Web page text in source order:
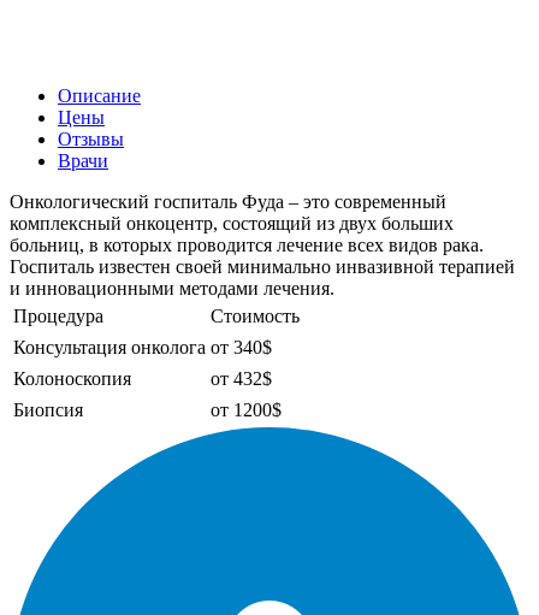
Описание
Цены
Отзывы
Врачи
Онкологический госпиталь Фуда – это современный
комплексный онкоцентр, состоящий из двух больших
больниц, в которых проводится лечение всех видов рака.
Госпиталь известен своей минимально инвазивной терапией
и инновационными методами лечения.
Процедура
Стоимость
Консультация онколога от 340$
Колоноскопия
от 432$
Биопсия
от 1200$